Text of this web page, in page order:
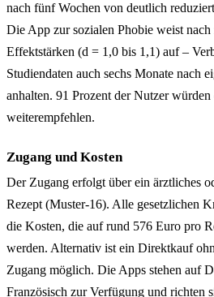
nach fünf Wochen von deutlich
Die App zur sozialen Phobie weist
Effektstärken (d = 1,0 bis 1,1) auf –
Studiendaten auch sechs Monate nach
anhalten. 91 Prozent der Nutzer würden
weiterempfehlen.
Zugang und Kosten
Der Zugang erfolgt über ein ärztliches
Rezept (Muster-16). Alle gesetzlichen
die Kosten, die auf rund 576 Euro pro
werden. Alternativ ist ein Direktkauf
Zugang möglich. Die Apps stehen auf
Französisch zur Verfügung und richten